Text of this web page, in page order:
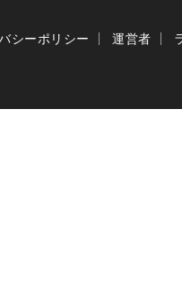
シーポリシー 運営者